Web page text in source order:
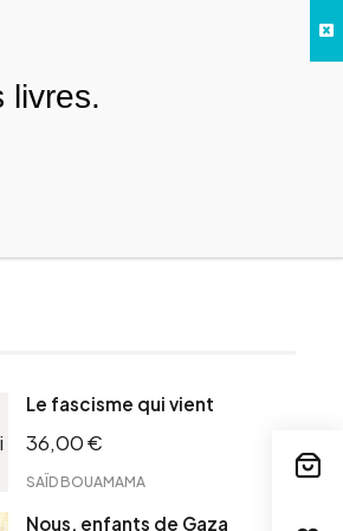
Le fascisme qui vient
36,00€
SAÏD BOUAMAMA
Nous, enfants de Gaza
livres.